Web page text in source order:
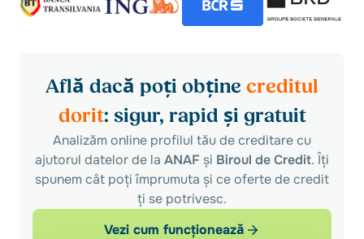
Află dacă poți obține creditul
dorit: sigur, rapid și gratuit
Analizăm online profilul tău de creditare cu
ajutorul datelor de la ANAF și Biroul de Credit. Îți
spunem cât poți împrumuta și ce oferte de credit
ți se potrivesc.
Vezi cum funcționează